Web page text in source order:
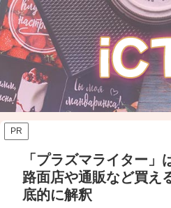
PR
「プラズマライター」
路面店や通販など買え
底的に解釈